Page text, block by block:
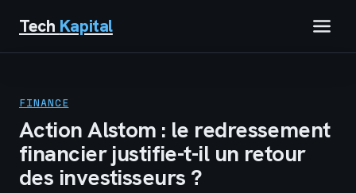
Tech Kapital
BUSINESS
FINANCE
Action Alstom : le redressement
financier justifie-t-il un retour
des investisseurs ?